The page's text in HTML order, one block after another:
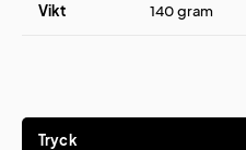
Vikt 140 gram
Tryck